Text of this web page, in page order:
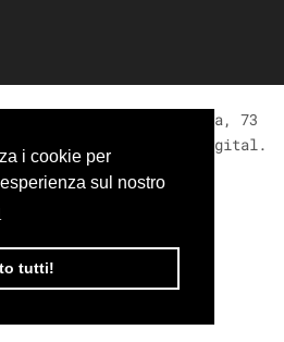
i cookie per
sul nostro
tutti!
Boutique | Via Roma, 73
| Concept by
Moving Digital.